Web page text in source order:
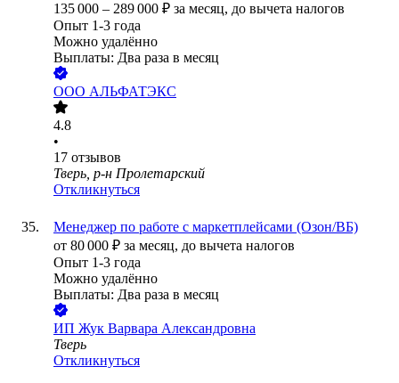
135 000 – 289 000 ₽ за месяц, до вычета налогов
Опыт 1-3 года
Можно удалённо
Выплаты: Два раза в месяц
ООО АЛЬФАТЭКС
4.8
•
17 отзывов
Тверь, р-н Пролетарский
Откликнуться
Менеджер по работе с маркетплейсами (Озон/ВБ)
от 80 000 ₽ за месяц, до вычета налогов
Опыт 1-3 года
Можно удалённо
Выплаты: Два раза в месяц
ИП Жук Варвара Александровна
Тверь
Откликнуться